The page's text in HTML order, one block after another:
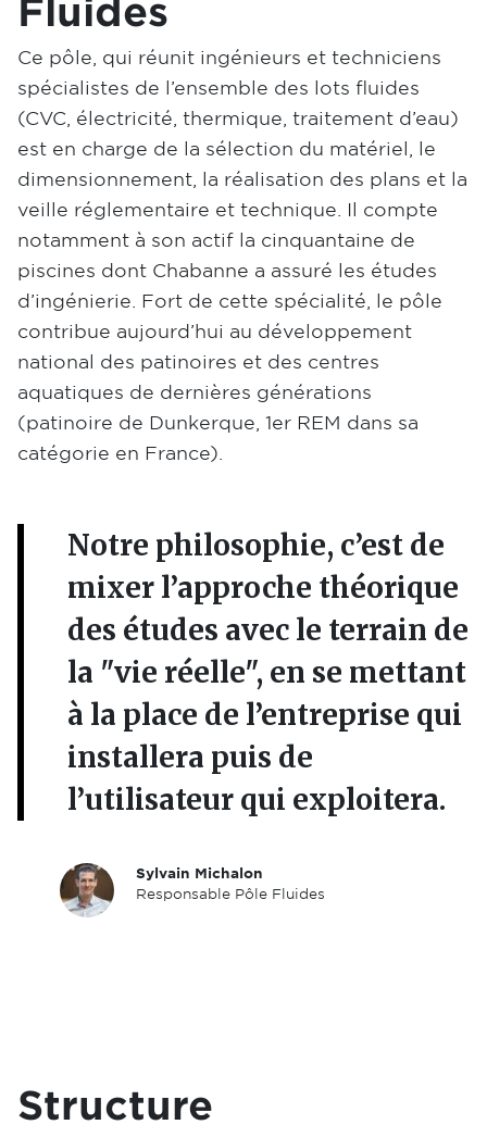
Fluides
Ce pôle, qui réunit ingénieurs et techniciens
spécialistes de l’ensemble des lots fluides
(CVC, électricité, thermique, traitement d’eau)
est en charge de la sélection du matériel, le
dimensionnement, la réalisation des plans et la
veille réglementaire et technique. Il compte
notamment à son actif la cinquantaine de
piscines dont Chabanne a assuré les études
d’ingénierie. Fort de cette spécialité, le pôle
contribue aujourd’hui au développement
national des patinoires et des centres
aquatiques de dernières générations
(patinoire de Dunkerque, 1er REM dans sa
catégorie en France).
Notre philosophie, c’est de
mixer l’approche théorique
des études avec le terrain de
la "vie réelle", en se mettant
à la place de l’entreprise qui
installera puis de
l’utilisateur qui exploitera.
Sylvain Michalon
Responsable Pôle Fluides
Structure